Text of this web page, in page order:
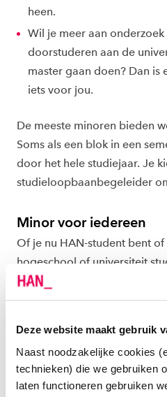
Deze website maakt gebruik
Naast noodzakelijke cookies
technieken) die we gebruiken
laten functioneren gebruiken
heen.
Wil je meer aan
doorstuderen aan de
master gaan doen? Dan is
iets voor jou.
De meeste minoren bieden
Soms als een blok in een
door het hele studiejaar. Je
studieloopbaanbegeleider
Minor voor iedereen
Of je nu HAN-student bent
hogeschool of universiteit
een minor bij ons te doen.
studeert, kun je een minor
HAN-student?
Dan kun je via het overzicht
aantal extra minoren vinden